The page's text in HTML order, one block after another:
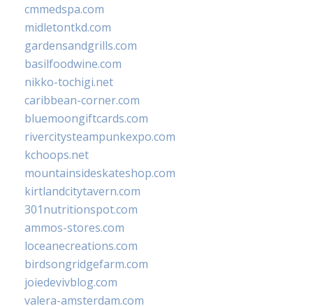
cmmedspa.com
midletontkd.com
gardensandgrills.com
basilfoodwine.com
nikko-tochigi.net
caribbean-corner.com
bluemoongiftcards.com
rivercitysteampunkexpo.com
kchoops.net
mountainsideskateshop.com
kirtlandcitytavern.com
301nutritionspot.com
ammos-stores.com
loceanecreations.com
birdsongridgefarm.com
joiedevivblog.com
valera-amsterdam.com